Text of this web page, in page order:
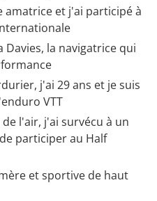
amatrice et j'ai participé à
Davies, la navigatrice qui
j'ai 29 ans et je suis
VTT
de l'air, j'ai survécu à un
participer au Half
et sportive de haut